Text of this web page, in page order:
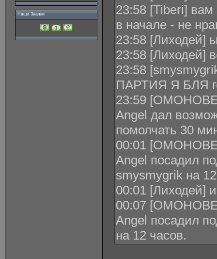
Наши Значки
23:58 [Tiberi]
в начале - не
23:58 [Лиходей]
23:58 [Лиходей]
23:58
ПАРТИЯ Я БЛЯ
23:59
Angel дал
помолчать 30
00:01
Angel посадил
smysmygrik на
00:01 [Лиходей]
00:07
Angel посадил
на 12 часов.